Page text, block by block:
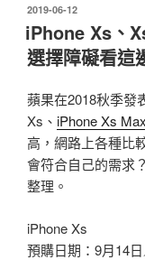
發
佈
於
2019-06-12
iPhone Xs、
選擇障礙看這
蘋果在2018秋季發
Xs、 iPhone Xs Max
高，網路上各種比
會符合自己的需求
整理。
iPhone Xs
預購日期：9月14